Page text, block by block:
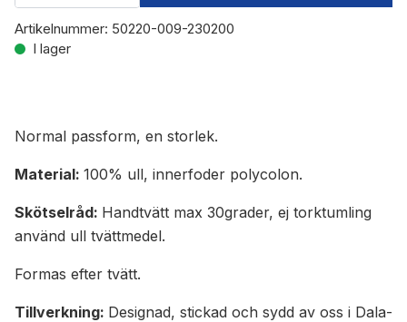
Artikelnummer: 50220-009-230200
I lager
Normal passform, en storlek.
Material: 100% ull, innerfoder polycolon.
Skötselråd: Handtvätt max 30grader, ej torktumling
använd ull tvättmedel.
Formas efter tvätt.
Tillverkning: Designad, stickad och sydd av oss i Dala-